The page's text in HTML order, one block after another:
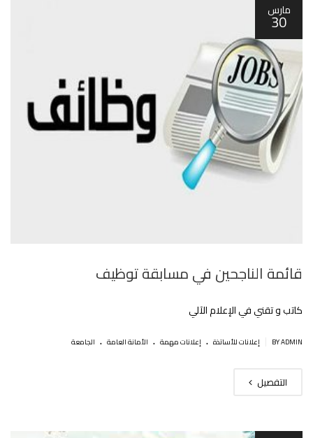
مارس
30
قائمة الناجحين في مسابقة توظيف
كاتب و تقني في اﻹعلام اﻵلي
BY ADMIN إعلانات للأساتذة . إعلانات مهمة . اﻷمانة العامة . الجامعة
التفصيل